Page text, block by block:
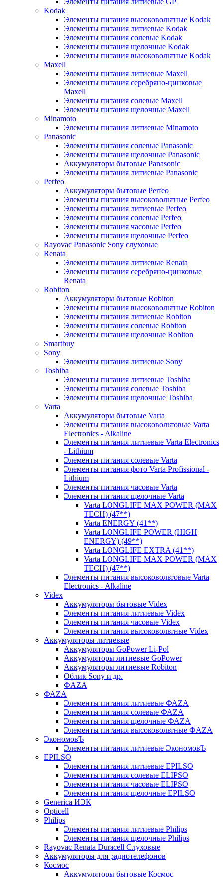
Элементы питания литиевые GP
Kodak
Элементы питания высоковольтные Kodak
Элементы питания литиевые Kodak
Элементы питания солевые Kodak
Элементы питания щелочные Kodak
Элементы питания высоковольтные Kodak
Maxell
Элементы питания литиевые Maxell
Элементы питания серебряно-цинковые
Maxell
Элементы питания солевые Maxell
Элементы питания щелочные Maxell
Minamoto
Элементы питания литиевые Minamoto
Panasonic
Элементы питания солевые Panasonic
Элементы питания щелочные Panasonic
Аккумуляторы бытовые Panasonic
Элементы питания литиевые Panasonic
Perfeo
Аккумуляторы бытовые Perfeo
Элементы питания высоковольтные Perfeo
Элементы питания литиевые Perfeo
Элементы питания солевые Perfeo
Элементы питания часовые Perfeo
Элементы питания щелочные Perfeo
Rayovac Panasonic Sony слуховые
Renata
Элементы питания литиевые Renata
Элементы питания серебряно-цинковые
Renata
Robiton
Аккумуляторы бытовые Robiton
Элементы питания высоковольтные Robiton
Элементы питания литиевые Robiton
Элементы питания солевые Robiton
Элементы питания щелочные Robiton
Smartbuy
Sony
Элементы питания литиевые Sony
Toshiba
Элементы питания литиевые Toshiba
Элементы питания солевые Toshiba
Элементы питания щелочные Toshiba
Varta
Аккумуляторы бытовые Varta
Элементы питания высоковольтовые Varta
Electronics - Alkaline
Элементы питания литиевые Varta Electronics
- Lithium
Элементы питания солевые Varta
Элементы питания фото Varta Profissional -
Lithium
Элементы питания часовые Varta
Элементы питания щелочные Varta
Varta LONGLIFE MAX POWER (MAX
TECH) (47**)
Varta ENERGY (41**)
Varta LONGLIFE POWER (HIGH
ENERGY) (49**)
Varta LONGLIFE EXTRA (41**)
Varta LONGLIFE MAX POWER (MAX
TECH) (47**)
Элементы питания высоковольтовые Varta
Electronics - Alkaline
Videx
Аккумуляторы бытовые Videx
Элементы питания литиевые Videx
Элементы питания часовые Videx
Элементы питания высоковольтные Videx
Аккумуляторы литиевые
Аккумуляторы GoPower Li-Pol
Аккумуляторы литиевые GoPower
Аккумуляторы литиевые Robiton
Облик Sony и др.
ФAZA
ФАZA
Элементы питания литиевые ФАZА
Элементы питания солевые ФАZА
Элементы питания щелочные ФАZА
Элементы питания высоковольтные ФAZA
ЭкономовЪ
Элементы питания литиевые ЭкономовЪ
EPILSO
Элементы питания литиевые EPILSO
Элементы питания солевые ELIPSO
Элементы питания часовые ELIPSO
Элементы питания щелочные EPILSO
Generica ИЭК
Opticell
Philips
Элементы питания литиевые Philips
Элементы питания щелочные Philips
Rayovac Renata Duracell Слуховые
Аккумуляторы для радиотелефонов
Космос
Аккумуляторы бытовые Космос